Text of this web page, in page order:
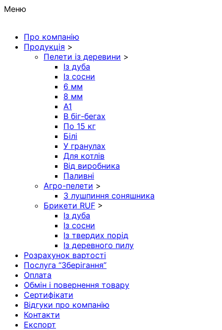
Меню
Про компанію
Продукція >
Пелети із деревини >
Із дуба
Із сосни
6 мм
8 мм
A1
В біг-бегах
По 15 кг
Білі
У гранулах
Для котлів
Від виробника
Паливні
Агро-пелети >
З лушпиння соняшника
Брикети RUF >
Із дуба
Із сосни
Із твердих порід
Із деревного пилу
Розрахунок вартості
Послуга “Зберігання”
Оплата
Обмін і повернення товару
Сертифікати
Відгуки про компанію
Контакти
Експорт